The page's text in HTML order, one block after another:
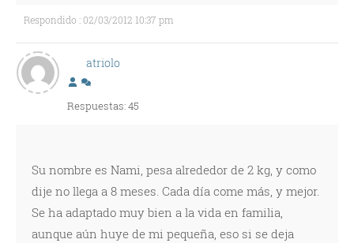
Respondido : 02/03/2012 10:37 pm
atriolo
Respuestas: 45
Su nombre es Nami, pesa alrededor de 2 kg, y como
dije no llega a 8 meses. Cada día come más, y mejor.
Se ha adaptado muy bien a la vida en familia,
aunque aún huye de mi pequeña, eso si se deja